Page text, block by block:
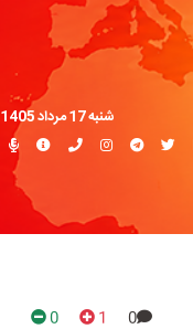
شنبه 17 مرداد 1405
0
1
0